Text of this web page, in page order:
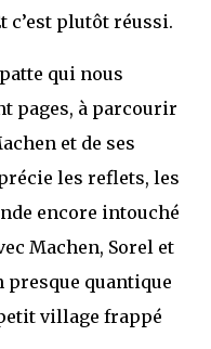
c’est plutôt réussi.
qui nous
pages, à parcourir
et de ses
les reflets, les
encore intouché
Machen, Sorel et
quantique
village frappé